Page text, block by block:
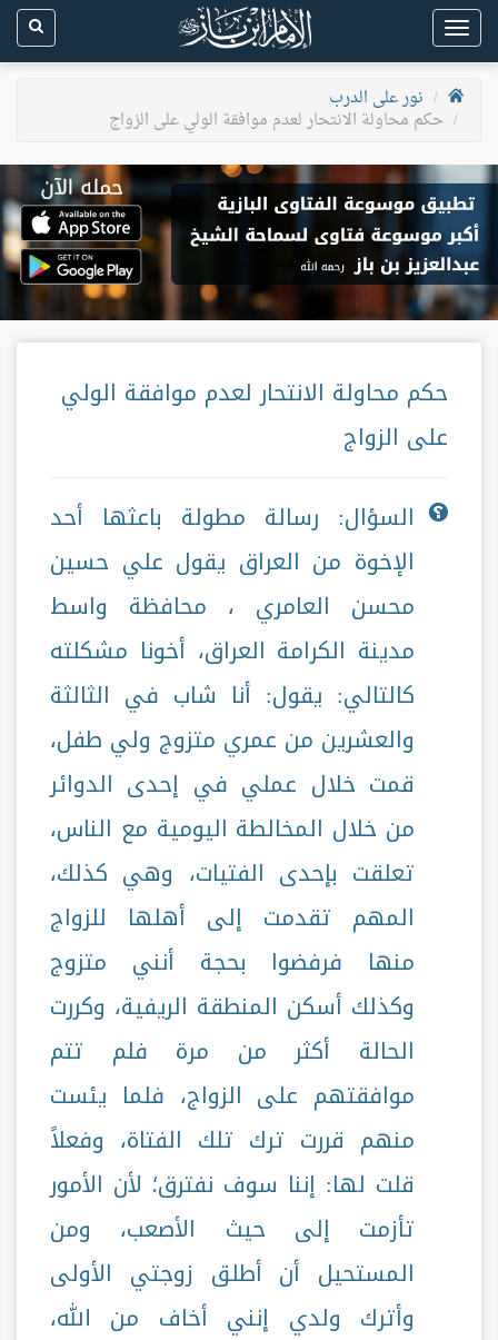
Toggle
navigation
نور على الدرب
حكم محاولة الانتحار لعدم موافقة الولي على الزواج
حكم محاولة الانتحار لعدم موافقة الولي
على الزواج
السؤال: رسالة مطولة باعثها أحد
الإخوة من العراق يقول علي حسين
محسن العامري ، محافظة واسط
مدينة الكرامة العراق، أخونا مشكلته
كالتالي: يقول: أنا شاب في الثالثة
والعشرين من عمري متزوج ولي طفل،
قمت خلال عملي في إحدى الدوائر
من خلال المخالطة اليومية مع الناس،
تعلقت بإحدى الفتيات، وهي كذلك،
المهم تقدمت إلى أهلها للزواج
منها فرفضوا بحجة أنني متزوج
وكذلك أسكن المنطقة الريفية، وكررت
الحالة أكثر من مرة فلم تتم
موافقتهم على الزواج، فلما يئست
منهم قررت ترك تلك الفتاة، وفعلاً
قلت لها: إننا سوف نفترق؛ لأن الأمور
تأزمت إلى حيث الأصعب، ومن
المستحيل أن أطلق زوجتي الأولى
وأترك ولدي إنني أخاف من الله،